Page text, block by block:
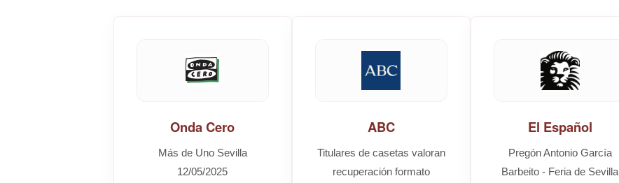
Onda Cero
Más de Uno Sevilla
12/05/2025
ABC
Titulares de casetas valoran
recuperación formato
El Español
Pregón Antonio García
Barbeito - Feria de Sevilla